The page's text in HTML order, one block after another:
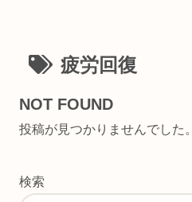
疲労回復
NOT FOUND
投稿が見つかりませんでした。
検索